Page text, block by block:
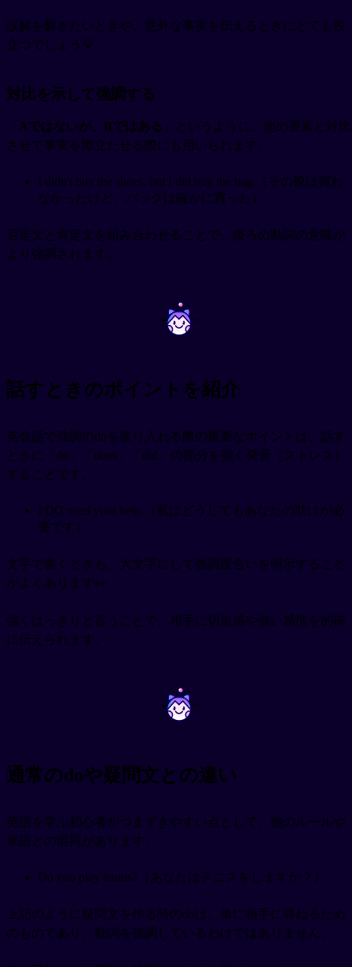
誤解を解きたいときや、意外な事実を伝えるときにとても役
立つでしょう💡
対比を示して強調する
Aではないが、Bではある
」というように、他の要素と対比
させて事実を際立たせる際にも用いられます。
I didn't buy the shoes, but I did buy the bag.（その靴は買わ
なかったけど、バッグは確かに買った）
否定文と肯定文を組み合わせることで、後ろの動詞の意味が
より強調されます。
~ ~
話すときのポイントを紹介
英会話で強調のdoを取り入れる際の重要なポイントは、話す
ときに「do」「does」「did」の部分を強く発音（ストレス）
することです。
I DO need your help.（私はどうしてもあなたの助けが必
要です）
文字で書くときも、大文字にして強調度合いを明示すること
がよくあります👀
強くはっきりと言うことで、相手に切迫感や強い感情を的確
に伝えられます。
~ ~
通常のdoや疑問文との違い
英語を学ぶ初心者がつまずきやすい点として、他のルールや
単語との混同があります。
Do you play tennis?（あなたはテニスをしますか？）
上記のように疑問文を作る時のdoは、単に相手に尋ねるため
のものであり、動詞を強調しているわけではありません。